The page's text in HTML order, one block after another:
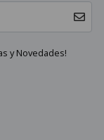
y Novedades!